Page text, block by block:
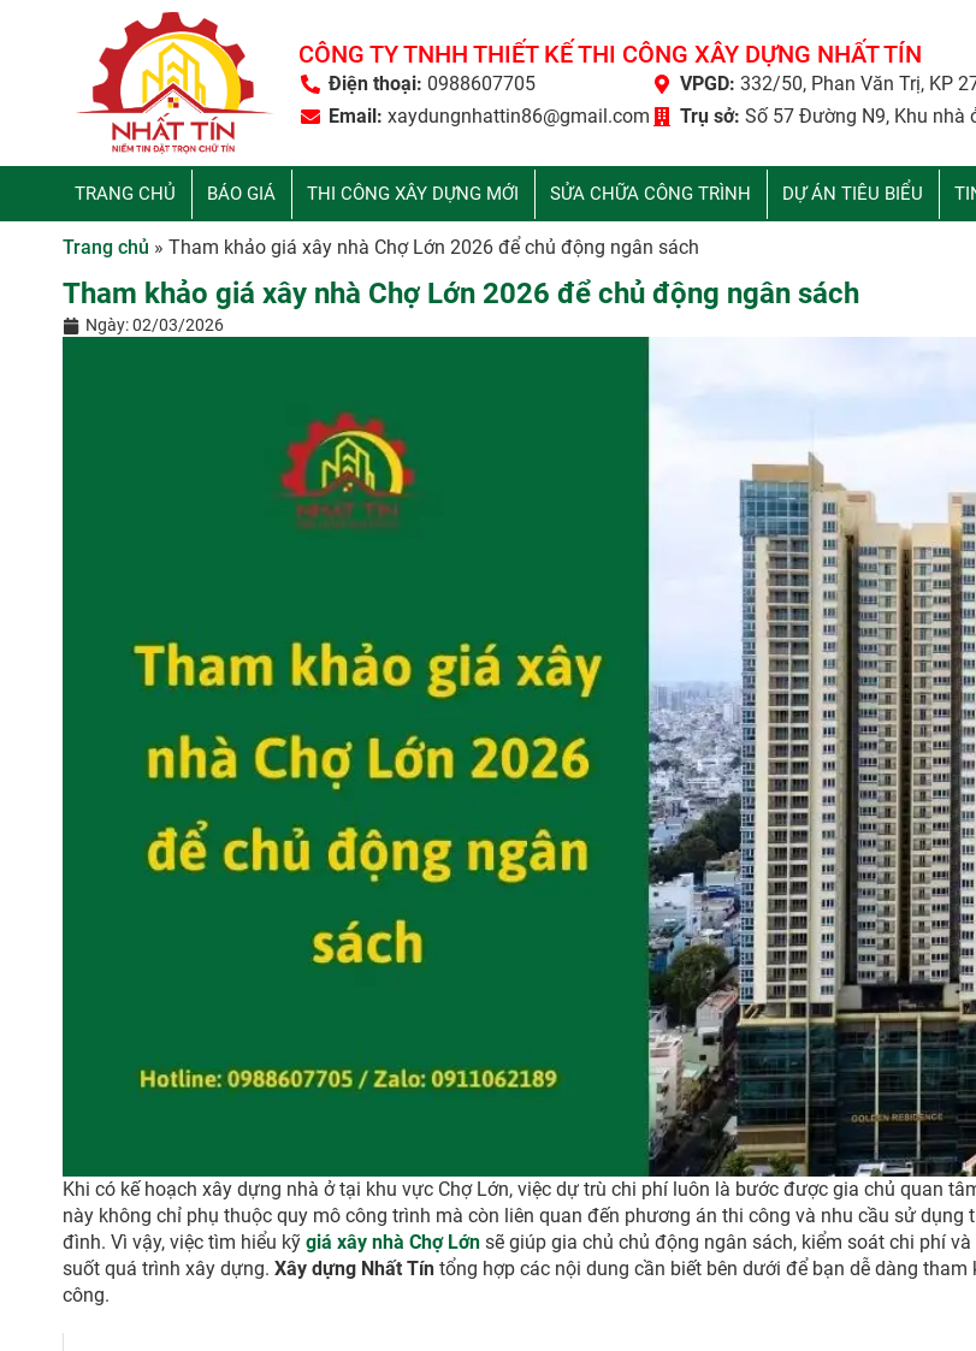
CÔNG TY TNHH THIẾT KẾ THI CÔNG XÂY DỰNG NHẤT TÍN
Điện thoại: 0988607705
Email: xaydungnhattin86@gmail.com
VPGD: 332/50, Phan Văn Trị, KP
Trụ sở: Số 57 Đường N9, Khu nhà
TRANG CHỦ BÁO GIÁ THI CÔNG XÂY DỰNG MỚI SỬA CHỮA CÔNG TRÌNH DỰ ÁN TIÊU BIỂU
Trang chủ » Tham khảo giá xây nhà Chợ Lớn 2026 để chủ động ngân sách
Tham khảo giá xây nhà Chợ Lớn 2026 để chủ động ngân sách
Ngày:02/03/2026
Khi có kế hoạch xây dựng nhà ở tại khu vực Chợ Lớn, việc dự trù chi phí luôn là bước được gia chủ quan
này không chỉ phụ thuộc quy mô công trình mà còn liên quan đến phương án thi công và nhu cầu sử dụng
đình. Vì vậy, việc tìm hiểu kỹ giá xây nhà Chợ Lớn sẽ giúp gia chủ chủ động ngân sách, kiểm soát chi phí
suốt quá trình xây dựng. Xây dựng Nhất Tín tổng hợp các nội dung cần biết bên dưới để bạn dễ dàng tham
công.